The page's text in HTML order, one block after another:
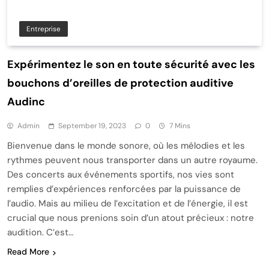
Entreprise
Expérimentez le son en toute sécurité avec les
bouchons d’oreilles de protection auditive
Audinc
Admin September 19, 2023 0 7 Mins
Bienvenue dans le monde sonore, où les mélodies et les
rythmes peuvent nous transporter dans un autre royaume.
Des concerts aux événements sportifs, nos vies sont
remplies d’expériences renforcées par la puissance de
l’audio. Mais au milieu de l’excitation et de l’énergie, il est
crucial que nous prenions soin d’un atout précieux : notre
audition. C’est…
Read More